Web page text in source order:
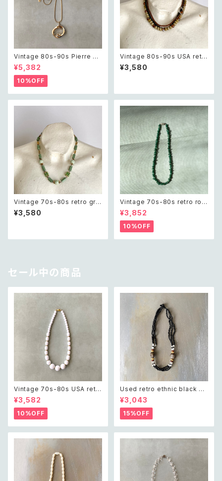
Vintage 80s-90s Pierre ca
rdin crystal bijou bicolor g
eometric necklace レトロ ヴ
ィンテージ アクセサリー ピエー
ル・カルダン クリスタル ビジュ
ー バイカラー ジオメトリック ネ
ックレス
¥5,382
10%OFF
Vintage 80s-90s USA retr
o brown×black beads nec
klace レトロ アメリカ ヴィンテ
¥3,580
Vintage 70s-80s retro gre
en bijou classical beads n
ecklace レトロ ヴィンテージ
¥3,580
Vintage 70s-80s retro rou
gh cut green aventurine ne
cklace レトロ ヴィンテージ ア
クセサリー 天然石 ラフカット グ
リーンアベンチュリン ネックレ
ス
¥3,852
10%OFF
セール中の商品
Vintage 70s-80s USA retr
o white beads classical ne
cklace レトロ アメリカ ヴィン
テージ アクセサリー ホワイト ビ
ーズ クラシカル ネックレス
¥3,582
10%OFF
Used retro ethnic black be
ads necklace レトロ ユーズ
ド アクセサリー エスニック ブラ
ック ビーズ ネックレス
¥3,043
15%OFF